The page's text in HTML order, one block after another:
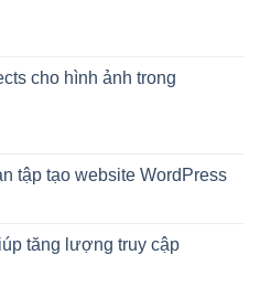
cho hình ảnh trong
tập tạo website WordPress
tăng lượng truy cập